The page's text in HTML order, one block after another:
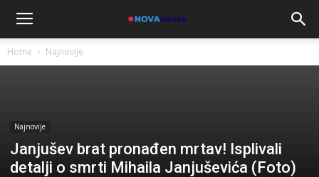
Home Najnovije
Najnovije
Janjušev brat pronađen mrtav! Isplivali
detalji o smrti Mihaila Janjuševića (Foto)